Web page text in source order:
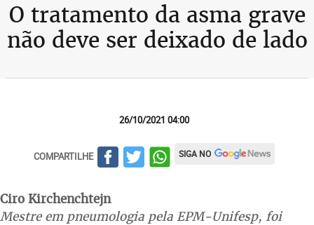
O tratamento da asma grave
não deve ser deixado de lado
26/10/2021 04:00
COMPARTILHE SIGA NO
Ciro Kirchenchtejn
Mestre em pneumologia pela EPM-Unifesp, foi